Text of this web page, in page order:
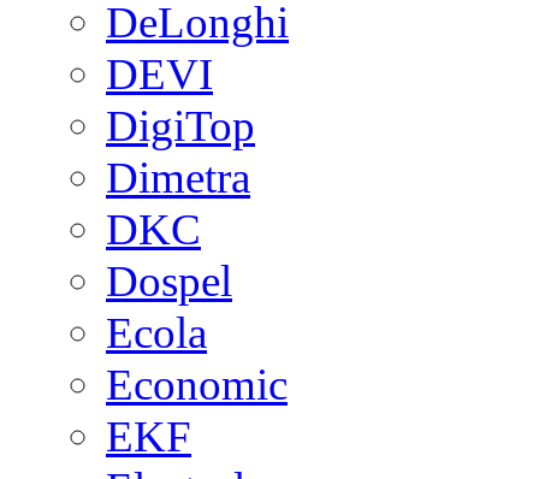
DeLonghi
DEVI
DigiTop
Dimetra
DKC
Dospel
Ecola
Economic
EKF